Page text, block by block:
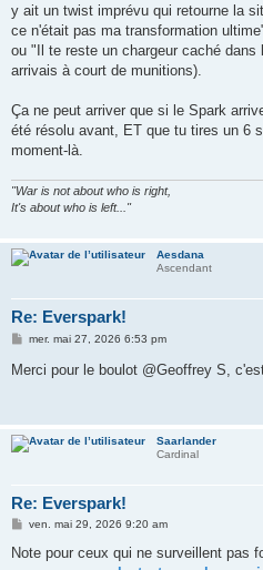
y ait un twist imprévu qui retourne la
ce n'était pas ma transformation
ou "Il te reste un chargeur caché
arrivais à court de munitions).
Ça ne peut arriver que si le Spark
été résolu avant, ET que tu tires un 6
moment-là.
"War is not about who is right,
It's about who is left..."
Aesdana
Ascendant
Re: Everspark!
M
s
mer. mai 27, 2026 6:53 pm
Merci pour le boulot @Geoffrey S,
Saarlander
Cardinal
Re: Everspark!
M
s
ven. mai 29, 2026 9:20 am
Note pour ceux qui ne surveillent pas